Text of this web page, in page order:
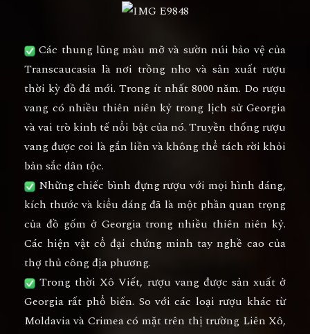
Các thung lũng màu mỡ và sườn núi bảo vệ của
Transcaucasia là nơi trồng nho và sản xuất rượu
thời kỳ đồ đá mới. Trong ít nhất 8000 năm. Do rượu
vang có nhiều thiên niên kỷ trong lịch sử Georgia
và vai trò kinh tế nổi bật của nó. Truyền thống rượu
vang được coi là gắn liền và không thể tách rời khỏi
bản sắc dân tộc.
Những chiếc bình đựng rượu với mọi hình dáng,
kích thước và kiểu dáng đã là một phần quan trọng
của đồ gốm ở Georgia trong nhiều thiên niên kỷ.
Các hiện vật cổ đại chứng minh tay nghề cao của
thợ thủ công địa phương.
Trong thời Xô Viết, rượu vang được sản xuất ở
Georgia rất phổ biến. So với các loại rượu khác từ
Moldavia và Crimea có mặt trên thị trường Liên Xô,